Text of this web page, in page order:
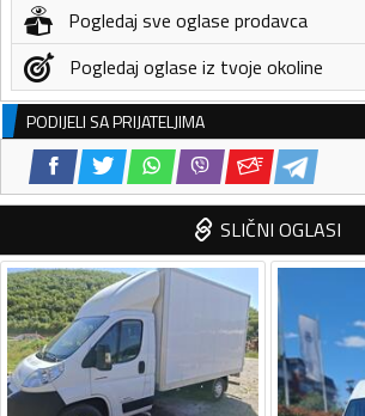
Pogledaj sve oglase prodavca
Pogledaj oglase iz tvoje okoline
PODIJELI SA PRIJATELJIMA
SLIČNI OGLASI